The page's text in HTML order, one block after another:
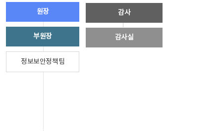
원장
부원장
정보보안정책팀
감사
감사실